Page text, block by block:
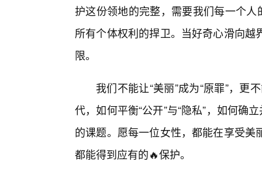
护这份领地的完整，需要我们每一个
所有个体权利的捍卫。当好奇心滑向
限。
我们不能让“美丽”成为“原罪”，更
代，如何平衡“公开”与“隐私”，如何确
的课题。愿每一位女性，都能在享受
都能得到应有的🔥保护。